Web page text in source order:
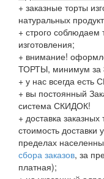
+ заказные торты
натуральных
+ строго соблюдаем
изготовления;
+ внимание!
ТОРТЫ, минимум за
+ у нас всегда
+ вы постоянный
система СКИДОК!
+ доставка
стоимость доставки
пределах
сбора заказов, за
платная);